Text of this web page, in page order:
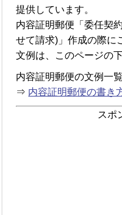
提供しています。
内容証明郵便「委任契
せて請求)」作成の際に
文例は、このページの
内容証明郵便の文例一
⇒ 内容証明郵便の書き
スポ